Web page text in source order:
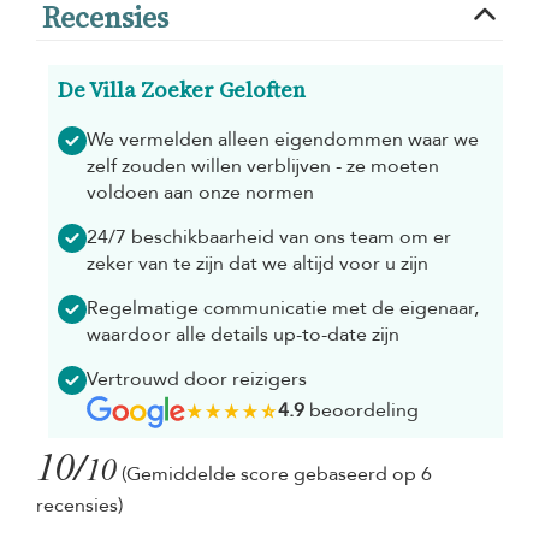
Recensies
De Villa Zoeker Geloften
We vermelden alleen eigendommen waar we
zelf zouden willen verblijven - ze moeten
voldoen aan onze normen
24/7 beschikbaarheid van ons team om er
zeker van te zijn dat we altijd voor u zijn
Regelmatige communicatie met de eigenaar,
waardoor alle details up-to-date zijn
Vertrouwd door reizigers
4.9beoordeling
10/10 (Gemiddelde score gebaseerd op 6
recensies)